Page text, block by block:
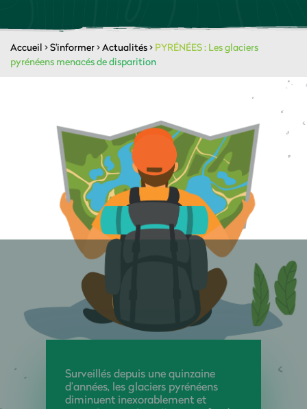
Accueil >S'informer>Actualités> PYRÉNÉES : Les glaciers
pyrénéens menacés de disparition
Surveillés depuis une quinzaine
d’années, les glaciers pyrénéens
diminuent inexorablement et